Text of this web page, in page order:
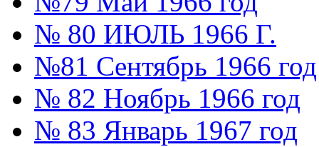
№ 80 ИЮЛЬ 1966 Г.
№81 Сентябрь 1966 год
№ 82 Ноябрь 1966 год
№ 83 Январь 1967 год